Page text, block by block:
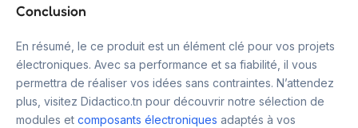
Conclusion
En résumé, le ce produit est un élément clé pour vos projets
électroniques. Avec sa performance et sa fiabilité, il vous
permettra de réaliser vos idées sans contraintes. N’attendez
plus, visitez Didactico.tn pour découvrir notre sélection de
modules et composants électroniques adaptés à vos